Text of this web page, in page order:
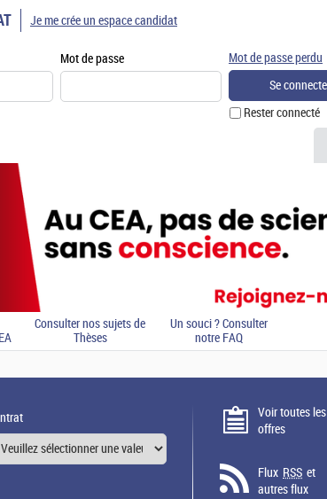
Mot de passe
Rester connecté
Mot de passe perdu
Je me crée un espace candidat
Consulter nos sujets de
Thèses
Un souci ? Consulter
notre FAQ
Voir toutes les
offres
Flux RSS et
autres flux